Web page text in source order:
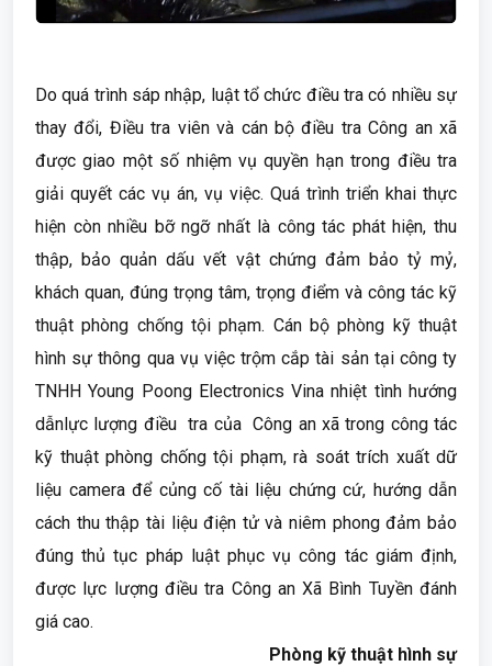
Do quá trình sáp nhập, luật tổ chức điều tra có nhiều sự
thay đổi, Điều tra viên và cán bộ điều tra Công an xã
được giao một số nhiệm vụ quyền hạn trong điều tra
giải quyết các vụ án, vụ việc. Quá trình triển khai thực
hiện còn nhiều bỡ ngỡ nhất là công tác phát hiện, thu
thập, bảo quản dấu vết vật chứng đảm bảo tỷ mỷ,
khách quan, đúng trọng tâm, trọng điểm và công tác kỹ
thuật phòng chống tội phạm. Cán bộ phòng kỹ thuật
hình sự thông qua vụ việc trộm cắp tài sản tại công ty
TNHH Young Poong Electronics Vina nhiệt tình hướng
dẫnlực lượng điều tra của Công an xã trong công tác
kỹ thuật phòng chống tội phạm, rà soát trích xuất dữ
liệu camera để củng cố tài liệu chứng cứ, hướng dẫn
cách thu thập tài liệu điện tử và niêm phong đảm bảo
đúng thủ tục pháp luật phục vụ công tác giám định,
được lực lượng điều tra Công an Xã Bình Tuyền đánh
giá cao.
Phòng kỹ thuật hình sự